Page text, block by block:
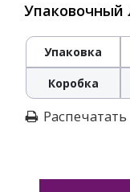
Упаковочный
Упаковка
Коробка
Распечатать